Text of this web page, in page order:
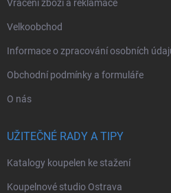
Vrácení zboží a reklamace
Velkoobchod
Informace o zpracování osobních
Obchodní podmínky a formuláře
O nás
UŽITEČNÉ RADY A TIPY
Katalogy koupelen ke stažení
Koupelnové studio Ostrava